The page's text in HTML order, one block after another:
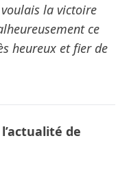
la victoire
ce
heureux et fier de
de